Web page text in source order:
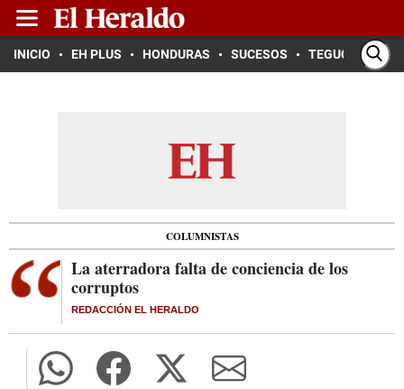
INICIO EH PLUS HONDURAS SUCESOS TEGUCIGALPA
COLUMNISTAS
La aterradora falta de conciencia de los
corruptos
REDACCIÓN EL HERALDO